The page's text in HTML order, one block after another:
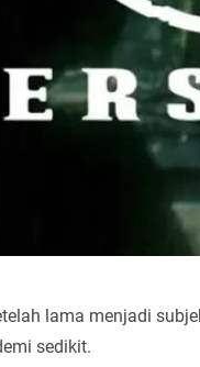
lama menjadi
sedikit.